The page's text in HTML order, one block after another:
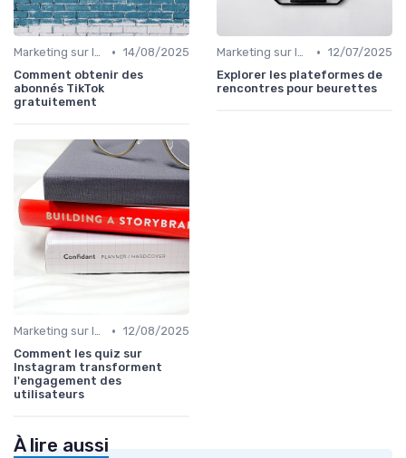
Marketing sur les Réseaux Sociaux • 14/08/2025
Comment obtenir des
abonnés TikTok
gratuitement
Marketing sur les Réseaux Sociaux • 12/07/2025
Explorer les plateformes de
rencontres pour beurettes
Marketing sur les Réseaux Sociaux • 12/08/2025
Comment les quiz sur
Instagram transforment
l'engagement des
utilisateurs
À lire aussi